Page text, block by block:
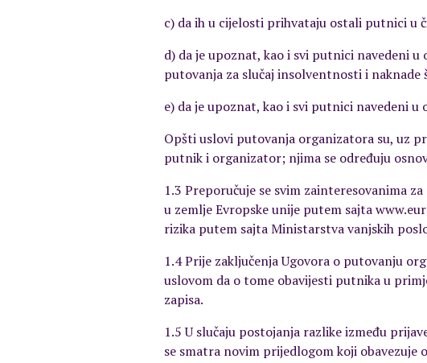
c) da ih u cijelosti prihvataju ostali putnici u
d) da je upoznat, kao i svi putnici navedeni
putovanja za slučaj insolventnosti i naknade
e) da je upoznat, kao i svi putnici navedeni
Opšti uslovi putovanja organizatora su, uz
putnik i organizator; njima se određuju
1.3 Preporučuje se svim zainteresovanima
u zemlje Evropske unije putem sajta
rizika putem sajta Ministarstva vanjskih
1.4 Prije zaključenja Ugovora o putovanju
uslovom da o tome obavijesti putnika u
zapisa.
1.5 U slučaju postojanja razlike između
se smatra novim prijedlogom koji